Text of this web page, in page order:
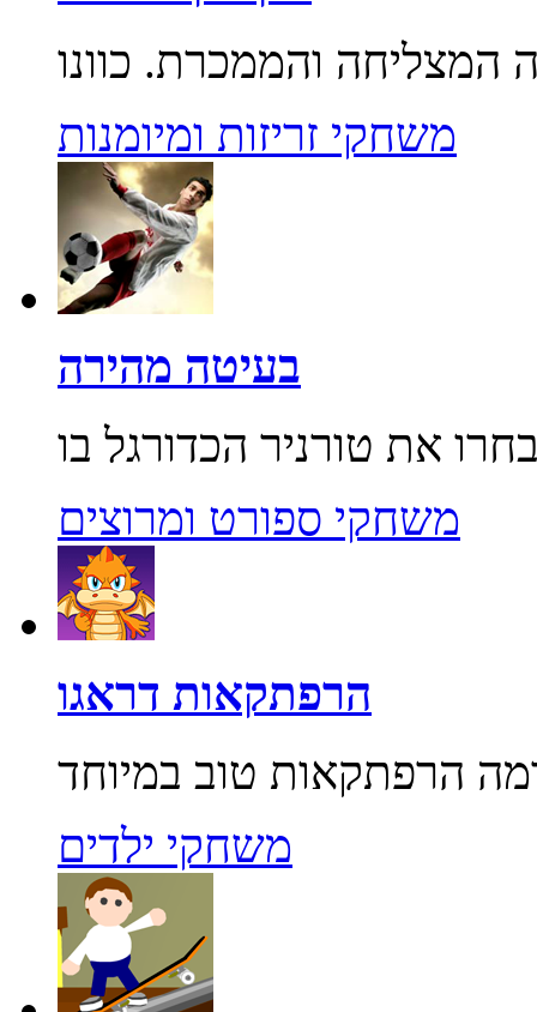
משחקי זריזות ומיומנות
בעיטה מהירה
משחקי ספורט ומרוצים
הרפתקאות דראגו
משחקי ילדים